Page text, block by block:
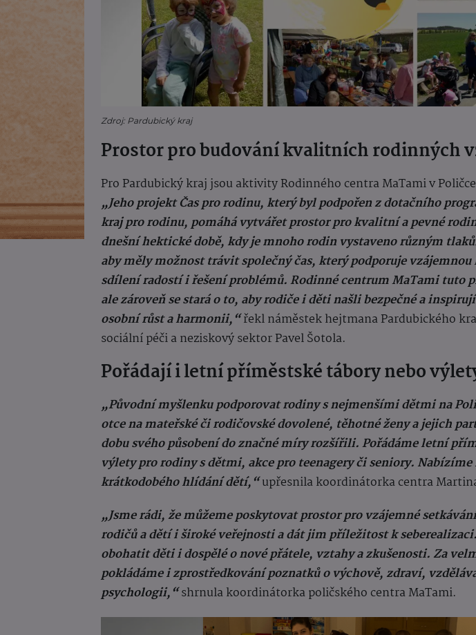
Zdroj: Pardubický kraj
Prostor pro budování kvalitních rodinných
Pro Pardubický kraj jsou aktivity Rodinného centra MaTami v
„Jeho projekt Čas pro rodinu, který byl podpořen z dotačního
kraj pro rodinu, pomáhá vytvářet prostor pro kvalitní a pevné
dnešní hektické době, kdy je mnoho rodin vystaveno různým
aby měly možnost trávit společný čas, který podporuje
sdílení radostí i řešení problémů. Rodinné centrum MaTami tuto
ale zároveň se stará o to, aby rodiče i děti našli bezpečné a
osobní růst a harmonii,“řekl náměstek hejtmana Pardubického
sociální péči a neziskový sektor Pavel Šotola.
Pořádají i letní příměstské tábory nebo
„Původní myšlenku podporovat rodiny s nejmenšími dětmi na
otce na mateřské či rodičovské dovolené, těhotné ženy a jejich
dobu svého působení do značné míry rozšířili. Pořádáme letní
výlety pro rodiny s dětmi, akce pro teenagery či seniory.
krátkodobého hlídání dětí,“upřesnila koordinátorka centra
„Jsme rádi, že můžeme poskytovat prostor pro vzájemné
rodičů a dětí i široké veřejnosti a dát jim příležitost k
obohatit děti i dospělé o nové přátele, vztahy a zkušenosti. Za
pokládáme i zprostředkování poznatků o výchově, zdraví,
psychologii,“shrnula koordinátorka poličského centra MaTami.